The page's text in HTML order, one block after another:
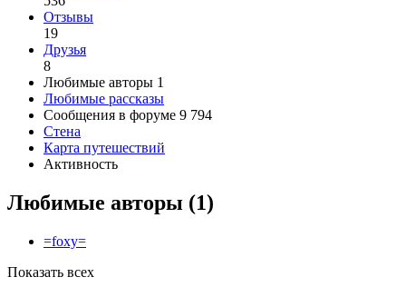
Отзывы
19
Друзья
8
Любимые авторы 1
Любимые рассказы
Сообщения в форуме 9 794
Стена
Карта путешествий
Активность
Любимые авторы (1)
=foxy=
Показать всех